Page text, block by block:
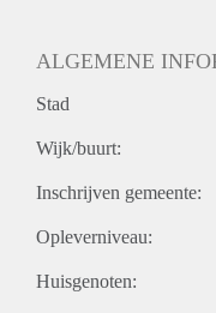
ALGEMENE
Stad
Wijk/buurt:
Inschrijven gemeente:
Opleverniveau:
Huisgenoten: